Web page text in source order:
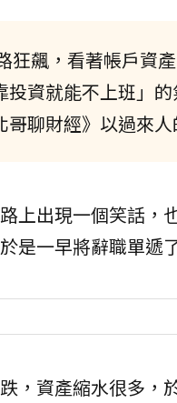
狂飆，看著帳戶資
投資就能不上班」
哥聊財經》以過來
上出現一個笑話，
是一早將辭職單遞
，資產縮水很多，